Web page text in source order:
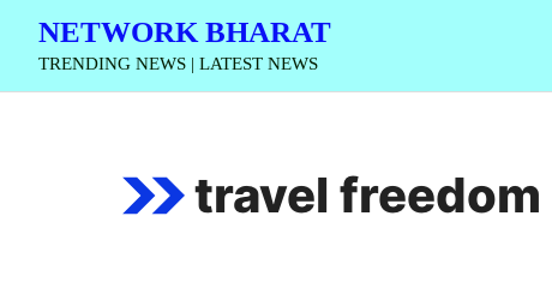
Skip
content
NETWORK BHARAT
TRENDING NEWS | LATEST NEWS
travel freedom